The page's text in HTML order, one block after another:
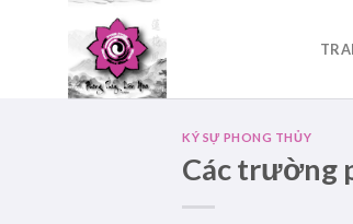
KÝ SỰ PHONG THỦY
Các trường